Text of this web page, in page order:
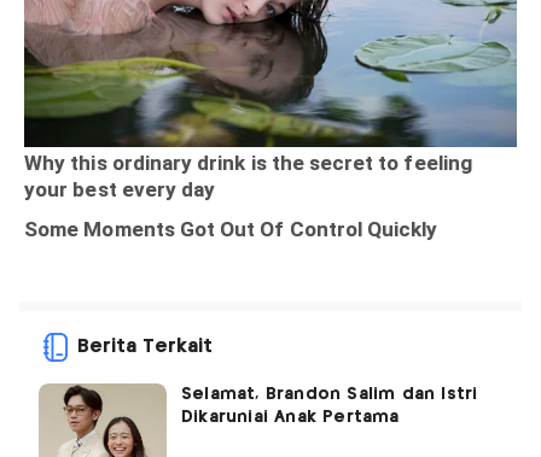
Berita Terkait
Selamat, Brandon Salim dan Istri
Dikaruniai Anak Pertama